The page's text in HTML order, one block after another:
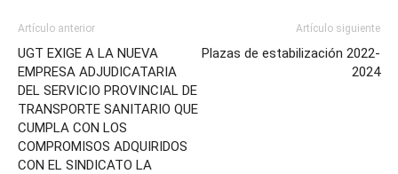
Artículo anterior
UGT EXIGE A LA NUEVA
EMPRESA ADJUDICATARIA
DEL SERVICIO PROVINCIAL DE
TRANSPORTE SANITARIO QUE
CUMPLA CON LOS
COMPROMISOS ADQUIRIDOS
CON EL SINDICATO LA
Artículo siguiente
Plazas de estabilización 2022-
2024